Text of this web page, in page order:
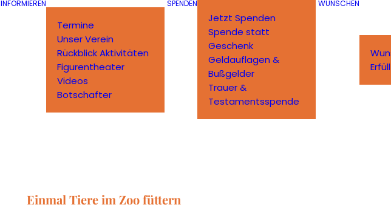
INFORMIEREN
Termine
Unser Verein
Rückblick Aktivitäten
Figurentheater
Videos
Botschafter
SPENDEN
Jetzt Spenden
Spende statt
Geschenk
Geldauflagen &
Bußgelder
Trauer &
Testamentsspende
WÜNSCHEN
Einmal Tiere im Zoo füttern